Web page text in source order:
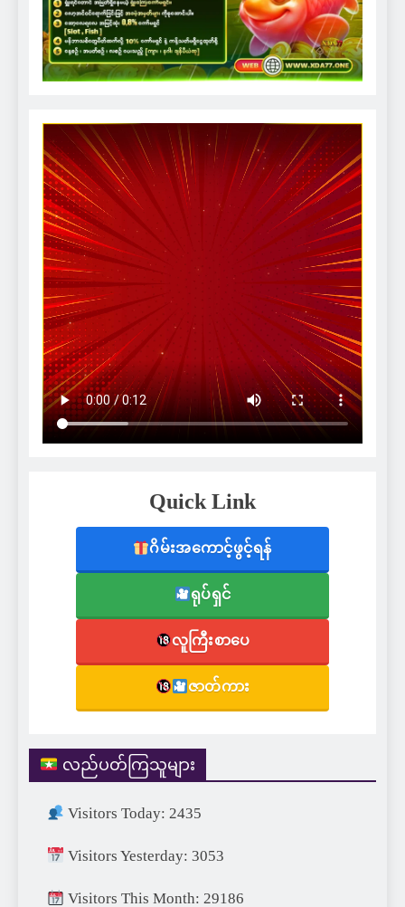
Quick Link
ဂိမ်းအကောင့်ဖွင့်ရန်
ရုပ်ရှင်
လူကြီးစာပေ
ဇာတ်ကား
လည်ပတ်ကြသူများ
Visitors Today: 2435
Visitors Yesterday: 3053
Visitors This Month: 29186